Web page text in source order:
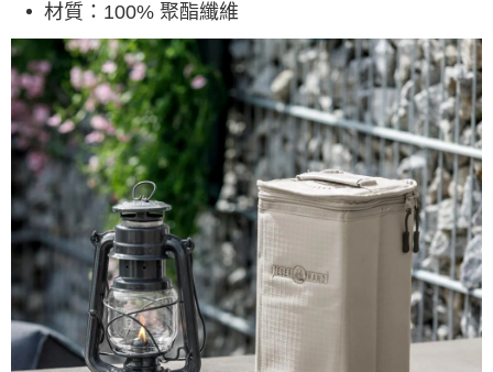
付款後門市自取
免運費
材質：100% 聚酯纖維